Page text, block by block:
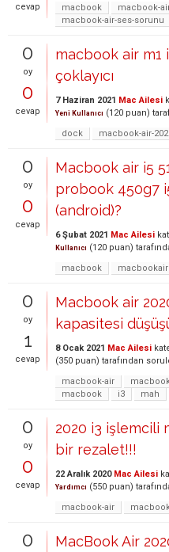
cevap
macbook
macbook-
macbook-air-ses-sorunu
0
oy
0
cevap
macbook air m1
çoklayıcı
7 Haziran 2021 Mac Ailesi
Yeni Kullanıcı (120 puan)
dock
macbook-air-
0
oy
0
cevap
Macbook air i5
probook 450g7
(android)?
6 Şubat 2021 Mac Ailesi
Kullanıcı (120 puan)
macbook
macbookair
0
oy
1
cevap
Macbook air
kapasitesi
8 Ocak 2021 Mac Ailesi
(350 puan) tarafından
macbook-air
macbook
i3 mah
0
oy
0
cevap
2020 i3 işlemcili
bir rezalet!!!
22 Aralık 2020 Mac Ailesi
Yardımcı (550 puan)
macbook-air
0
MacBook Air